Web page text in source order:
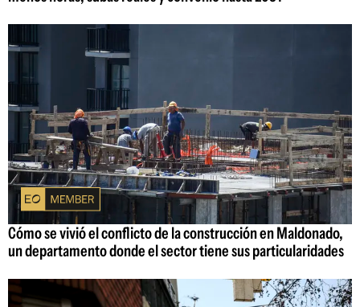
Cómo se vivió el conflicto de la construcción en Maldonado,
un departamento donde el sector tiene sus particularidades